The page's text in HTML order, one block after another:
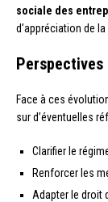
sociale des
d’appréciation de
Perspectives
Face à ces
sur d’éventuelles
Clarifier le
Renforcer les
Adapter le droit